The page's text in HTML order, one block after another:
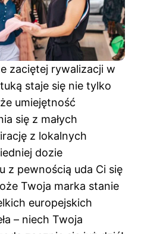
zaciętej rywalizacji w
staje się nie tylko
umiejętność
się z małych
z lokalnych
dozie
z pewnością uda Ci się
Twoja marka stanie
europejskich
– niech Twoja